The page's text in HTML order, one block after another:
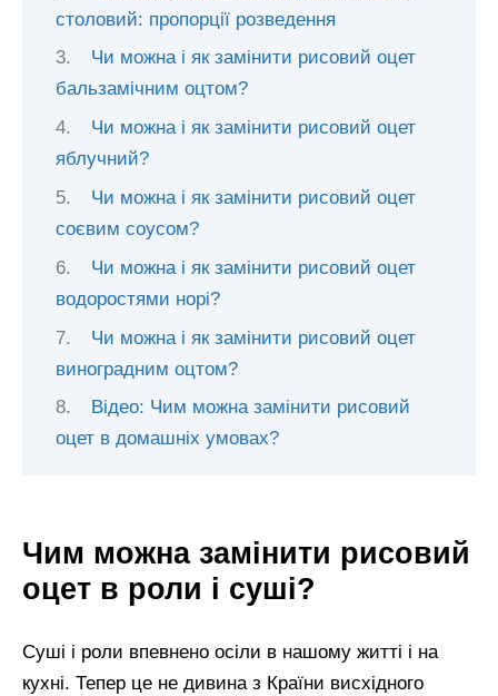
столовий: пропорції розведення
Чи можна і як замінити рисовий оцет
бальзамічним оцтом?
Чи можна і як замінити рисовий оцет
яблучний?
Чи можна і як замінити рисовий оцет
соєвим соусом?
Чи можна і як замінити рисовий оцет
водоростями норі?
Чи можна і як замінити рисовий оцет
виноградним оцтом?
Відео: Чим можна замінити рисовий
оцет в домашніх умовах?
Чим можна замінити рисовий
оцет в роли і суші?
Суші і роли впевнено осіли в нашому житті і на
кухні. Тепер це не дивина з Країни висхідного